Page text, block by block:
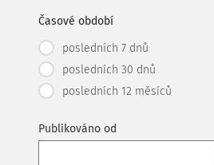
Časové období
posledních 7 dnů
posledních 30 dnů
posledních 12 měsíců
Publikováno od